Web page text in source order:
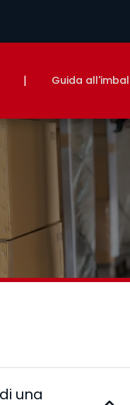
| Guida
una